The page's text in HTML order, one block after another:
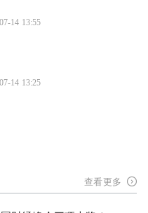
14 13:55
14 13:25
查看更多